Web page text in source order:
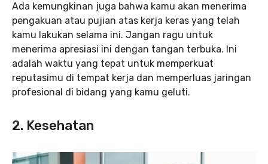
Ada kemungkinan juga bahwa kamu akan menerima
pengakuan atau pujian atas kerja keras yang telah
kamu lakukan selama ini. Jangan ragu untuk
menerima apresiasi ini dengan tangan terbuka. Ini
adalah waktu yang tepat untuk memperkuat
reputasimu di tempat kerja dan memperluas jaringan
profesional di bidang yang kamu geluti.
2. Kesehatan